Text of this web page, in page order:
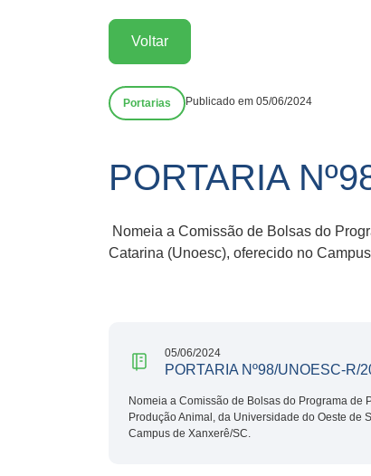
Voltar
Portarias Publicado em 05/06/2024
PORTARIA
Nomeia a Comissão de Bolsas do
Catarina (Unoesc), oferecido no
05/06/2024
PORTARIA Nº98/UNOESC-R/
Nomeia a Comissão de Bolsas do Programa de
Produção Animal, da Universidade do Oeste de
Campus de Xanxerê/SC.